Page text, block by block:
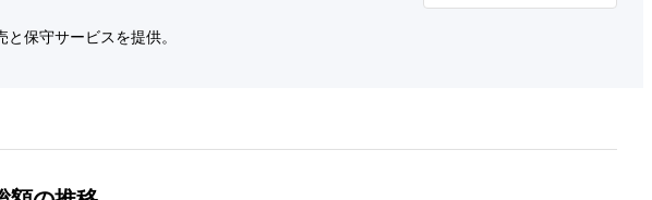
保守サービスを提供。